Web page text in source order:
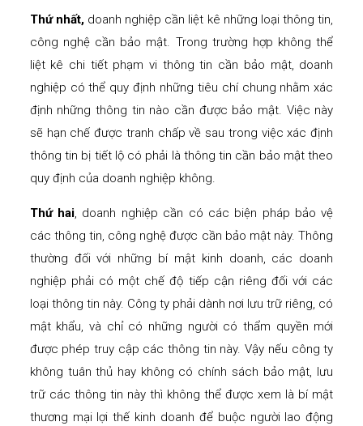
Thứ nhất,doanh nghiệp cần liệt kê những loại thông tin,
công nghệ cần bảo mật. Trong trường hợp không thể
liệt kê chi tiết phạm vi thông tin cần bảo mật, doanh
nghiệp có thể quy định những tiêu chí chung nhằm xác
định những thông tin nào cần được bảo mật. Việc này
sẽ hạn chế được tranh chấp về sau trong việc xác định
thông tin bị tiết lộ có phải là thông tin cần bảo mật theo
quy định của doanh nghiệp không.
Thứ hai, doanh nghiệp cần có các biện pháp bảo vệ
các thông tin, công nghệ được cần bảo mật này. Thông
thường đối với những bí mật kinh doanh, các doanh
nghiệp phải có một chế độ tiếp cận riêng đối với các
loại thông tin này. Công ty phải dành nơi lưu trữ riêng, có
mật khẩu, và chỉ có những người có thẩm quyền mới
được phép truy cập các thông tin này. Vậy nếu công ty
không tuân thủ hay không có chính sách bảo mật, lưu
trữ các thông tin này thì không thể được xem là bí mật
thương mại lợi thế kinh doanh để buộc người lao động